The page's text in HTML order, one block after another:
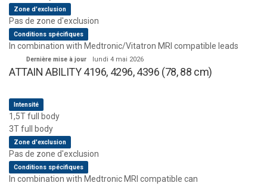
Zone d'exclusion
Pas de zone d'exclusion
Conditions spécifiques
In combination with Medtronic/Vitatron MRI compatible leads
Dernière mise à jour lundi 4 mai 2026
ATTAIN ABILITY 4196, 4296, 4396 (78, 88 cm)
Intensité
1,5T full body
3T full body
Zone d'exclusion
Pas de zone d'exclusion
Conditions spécifiques
In combination with Medtronic MRI compatible can